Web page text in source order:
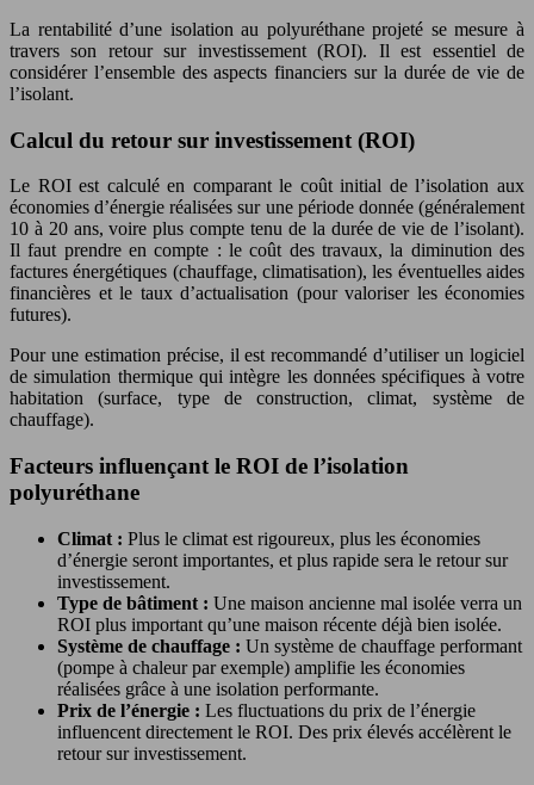
La rentabilité d’une isolation au polyuréthane projeté se mesure à
travers son retour sur investissement (ROI). Il est essentiel de
considérer l’ensemble des aspects financiers sur la durée de vie de
l’isolant.
Calcul du retour sur investissement (ROI)
Le ROI est calculé en comparant le coût initial de l’isolation aux
économies d’énergie réalisées sur une période donnée (généralement
10 à 20 ans, voire plus compte tenu de la durée de vie de l’isolant).
Il faut prendre en compte : le coût des travaux, la diminution des
factures énergétiques (chauffage, climatisation), les éventuelles aides
financières et le taux d’actualisation (pour valoriser les économies
futures).
Pour une estimation précise, il est recommandé d’utiliser un logiciel
de simulation thermique qui intègre les données spécifiques à votre
habitation (surface, type de construction, climat, système de
chauffage).
Facteurs influençant le ROI de l’isolation
polyuréthane
Climat : Plus le climat est rigoureux, plus les économies
d’énergie seront importantes, et plus rapide sera le retour sur
investissement.
Type de bâtiment : Une maison ancienne mal isolée verra un
ROI plus important qu’une maison récente déjà bien isolée.
Système de chauffage : Un système de chauffage performant
(pompe à chaleur par exemple) amplifie les économies
réalisées grâce à une isolation performante.
Prix de l’énergie : Les fluctuations du prix de l’énergie
influencent directement le ROI. Des prix élevés accélèrent le
retour sur investissement.